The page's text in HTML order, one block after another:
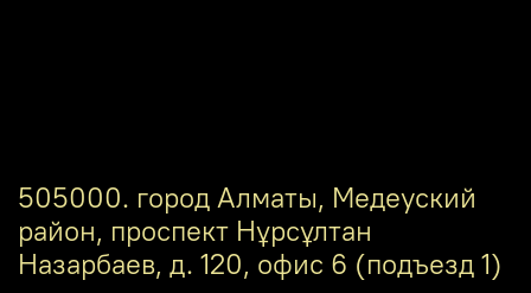
505000. город Алматы, Медеуский
район, проспект Нұрсұлтан
Назарбаев, д. 120, офис 6 (подъезд 1)